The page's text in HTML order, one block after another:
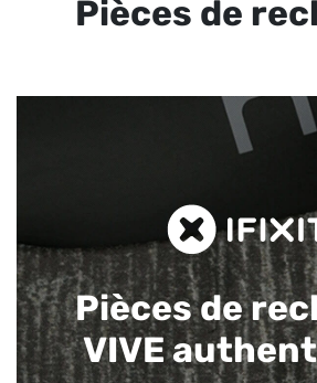
Pièces de
Pièces de
VIVE